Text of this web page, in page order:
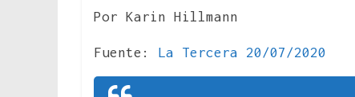
Por Karin Hillmann
Fuente: La Tercera 20/07/2020